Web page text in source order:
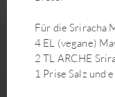
Kokosmilchreis
Koreanische
Körnerbrötchen
Für die Sriracha
4 EL (vegane)
2 TL ARCHE
1 Prise Salz und